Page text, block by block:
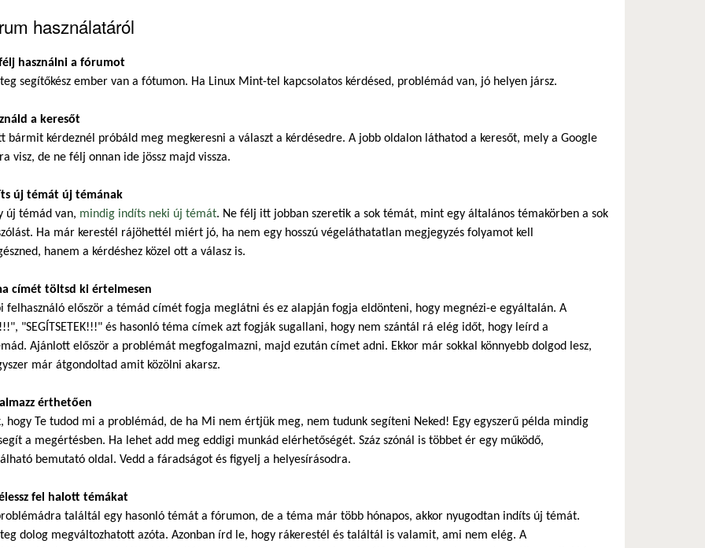
használatáról
használni a fórumot
segítőkész ember van a fótumon. Ha Linux Mint-tel kapcsolatos kérdésed, problémád van, jó helyen jársz.
a keresőt
bármit kérdeznél próbáld meg megkeresni a választ a kérdésedre. A jobb oldalon láthatod a keresőt, mely a Google
visz, de ne félj onnan ide jössz majd vissza.
új témát új témának
új témád van, mindig indíts neki új témát. Ne félj itt jobban szeretik a sok témát, mint egy általános témakörben a sok
Ha már kerestél rájöhettél miért jó, ha nem egy hosszú végeláthatatlan megjegyzés folyamot kell
hanem a kérdéshez közel ott a válasz is.
címét töltsd ki értelmesen
felhasználó először a témád címét fogja meglátni és ez alapján fogja eldönteni, hogy megnézi-e egyáltalán. A
"SEGÍTSETEK!!!" és hasonló téma címek azt fogják sugallani, hogy nem szántál rá elég időt, hogy leírd a
Ajánlott először a problémát megfogalmazni, majd ezután címet adni. Ekkor már sokkal könnyebb dolgod lesz,
már átgondoltad amit közölni akarsz.
érthetően
hogy Te tudod mi a problémád, de ha Mi nem értjük meg, nem tudunk segíteni Neked! Egy egyszerű példa mindig
a megértésben. Ha lehet add meg eddigi munkád elérhetőségét. Száz szónál is többet ér egy működő,
bemutató oldal. Vedd a fáradságot és figyelj a helyesírásodra.
fel halott témákat
találtál egy hasonló témát a fórumon, de a téma már több hónapos, akkor nyugodtan indíts új témát.
dolog megváltozhatott azóta. Azonban írd le, hogy rákerestél és találtál is valamit, ami nem elég. A